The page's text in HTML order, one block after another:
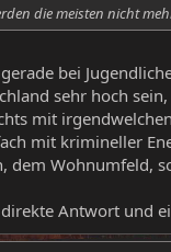
die meisten nicht
bei
sehr hoch
mit
mit krimineller
dem Wohnumfeld,
Antwort und